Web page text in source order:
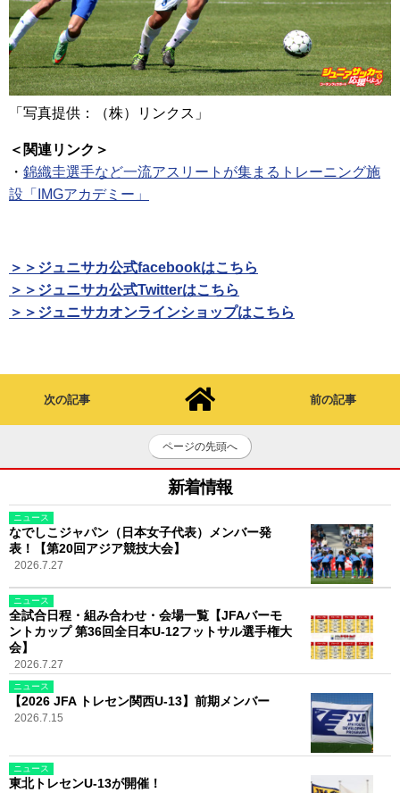
「写真提供：（株）リンクス」
＜関連リンク＞
・ 錦織圭選手など一流アスリートが集まるトレーニング施
設「IMGアカデミー」
＞＞ジュニサカ公式facebookはこちら
＞＞ジュニサカ公式Twitterはこちら
＞＞ジュニサカオンラインショップはこちら
次の記事 前の記事
ページの先頭へ
新着情報
ニュース
なでしこジャパン（日本女子代表）メンバー発
表！【第20回アジア競技大会】
2026.7.27
ニュース
全試合日程・組み合わせ・会場一覧【JFAバーモ
ントカップ 第36回全日本U-12フットサル選手権大
会】
2026.7.27
ニュース
【2026 JFA トレセン関西U-13】前期メンバー
2026.7.15
ニュース
東北トレセンU-13が開催！